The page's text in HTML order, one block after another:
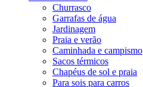
Churrasco
Garrafas de água
Jardinagem
Praia e verão
Caminhada e campismo
Sacos térmicos
Chapéus de sol e praia
Para sois para carros